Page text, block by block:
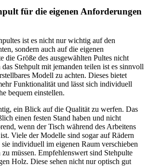
für die eigenen Anforderungen
ist es nicht nur wichtig auf den
sondern auch auf die eigenen
die Größe des ausgewählten Pultes nicht
das Stehpult mit jemanden teilen ist es sinnvoll
Modell zu achten. Dieses bietet
Funktionalität und lässt sich individuell
bequem einstellen.
ein Blick auf die Qualität zu werfen. Das
einen festen Stand haben und nicht
wenn der Tisch während des Arbeitens
Viele der Modelle sind sogar auf Rädern
sie individuell im eigenen Raum verschieben
zu müssen. Empfehlenswert sind Stehpulte
Holz. Diese sehen nicht nur optisch gut